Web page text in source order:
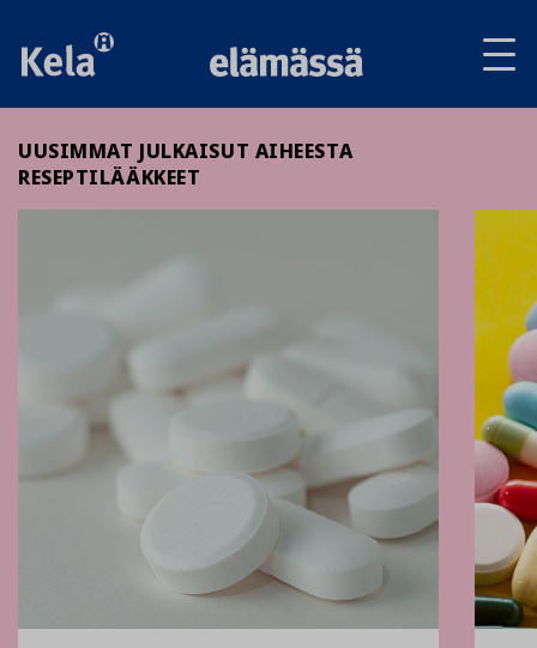
UUSIMMAT JULKAISUT AIHEESTA
RESEPTILÄÄKKEET